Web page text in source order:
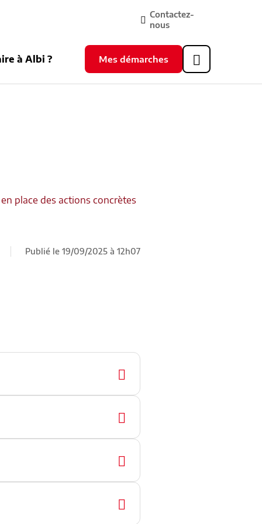
Header
Contactez-
nous
à Albi ? Mes démarches
place des actions concrètes
Publié le 19/09/2025 à 12h07